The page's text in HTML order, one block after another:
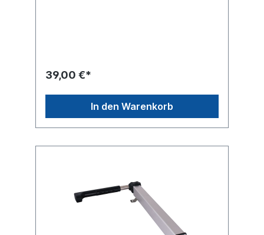
39,00 €*
In den Warenkorb